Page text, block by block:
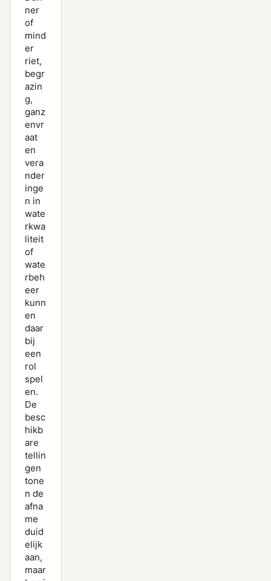
ner
of
mind
er
riet,
begr
azin
g,
ganz
envr
aat
en
vera
nder
inge
n in
wate
rkwa
liteit
of
wate
rbeh
eer
kunn
en
daar
bij
een
rol
spel
en.
De
besc
hikb
are
tellin
gen
tone
n de
afna
me
duid
elijk
aan,
maar